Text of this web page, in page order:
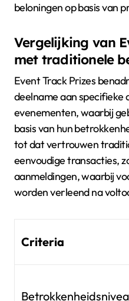
beloningen op basis van
Vergelijking van
met traditionele
Event Track Prizes
deelname aan specifieke
evenementen, waarbij
basis van hun
tot dat vertrouwen
eenvoudige transacties,
aanmeldingen, waarbij
worden verleend na
Criteria